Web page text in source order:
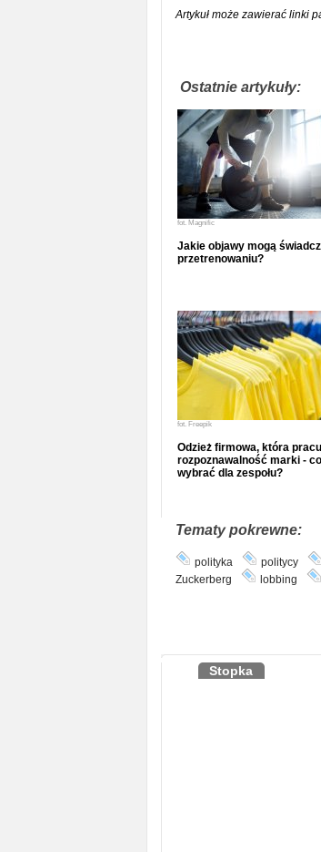
Artykuł może zawierać linki
Ostatnie artykuły:
fot. Magnific
Jakie objawy mogą
przetrenowaniu?
fot. Freepik
Odzież firmowa, która
rozpoznawalność marki - co
wybrać dla zespołu?
Tematy pokrewne:
polityka politycy
Zuckerberg
lobbing
Stopka